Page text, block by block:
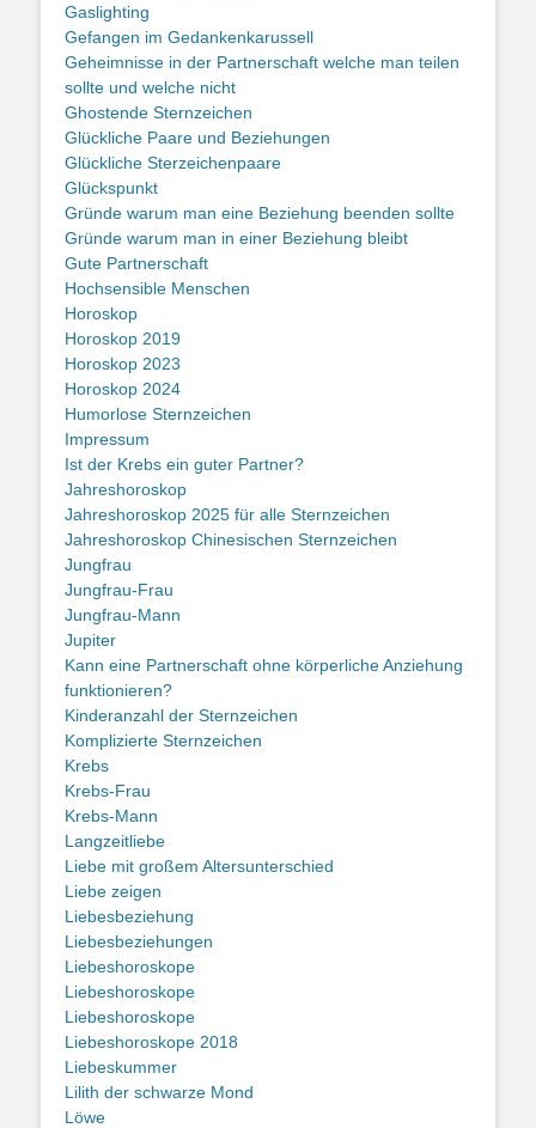
Gaslighting
Gefangen im Gedankenkarussell
Geheimnisse in der Partnerschaft welche man teilen
sollte und welche nicht
Ghostende Sternzeichen
Glückliche Paare und Beziehungen
Glückliche Sterzeichenpaare
Glückspunkt
Gründe warum man eine Beziehung beenden sollte
Gründe warum man in einer Beziehung bleibt
Gute Partnerschaft
Hochsensible Menschen
Horoskop
Horoskop 2019
Horoskop 2023
Horoskop 2024
Humorlose Sternzeichen
Impressum
Ist der Krebs ein guter Partner?
Jahreshoroskop
Jahreshoroskop 2025 für alle Sternzeichen
Jahreshoroskop Chinesischen Sternzeichen
Jungfrau
Jungfrau-Frau
Jungfrau-Mann
Jupiter
Kann eine Partnerschaft ohne körperliche Anziehung
funktionieren?
Kinderanzahl der Sternzeichen
Komplizierte Sternzeichen
Krebs
Krebs-Frau
Krebs-Mann
Langzeitliebe
Liebe mit großem Altersunterschied
Liebe zeigen
Liebesbeziehung
Liebesbeziehungen
Liebeshoroskope
Liebeshoroskope
Liebeshoroskope
Liebeshoroskope 2018
Liebeskummer
Lilith der schwarze Mond
Löwe